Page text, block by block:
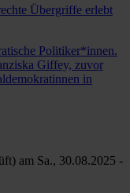
Übergriffe erlebt
Politiker*innen.
Giffey, zuvor
in
am Sa., 30.08.2025 -